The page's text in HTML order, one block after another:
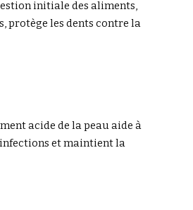
initiale des aliments,
protège les dents contre la
acide de la peau aide à
et maintient la